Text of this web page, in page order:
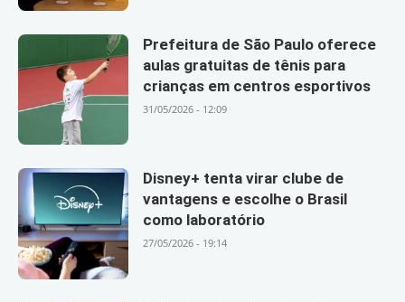
Prefeitura de São Paulo oferece
aulas gratuitas de tênis para
crianças em centros esportivos
31/05/2026 - 12:09
Disney+ tenta virar clube de
vantagens e escolhe o Brasil
como laboratório
27/05/2026 - 19:14